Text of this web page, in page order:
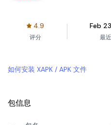
4.9
评分
Feb
最
如何安装 XAPK / APK 文件
包信息